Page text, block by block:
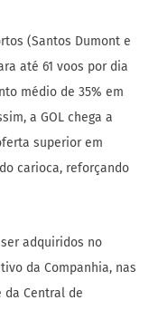
(Santos Dumont e
até 61 voos por dia
médio de 35% em
a GOL chega a
superior em
carioca, reforçando
adquiridos no
da Companhia, nas
da Central de